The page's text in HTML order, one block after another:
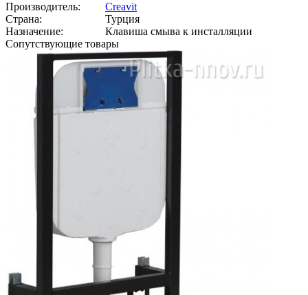
Производитель:
Creavit
Страна:
Турция
Назначение:
Клавиша смыва к инсталляции
Сопутствующие товары